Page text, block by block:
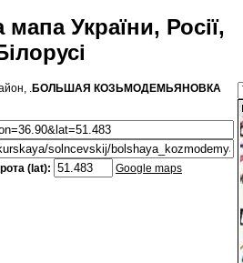
України, Росії,
.БОЛЬШАЯ КОЗЬМОДЕМЬЯНОВКА
(lat): Google maps